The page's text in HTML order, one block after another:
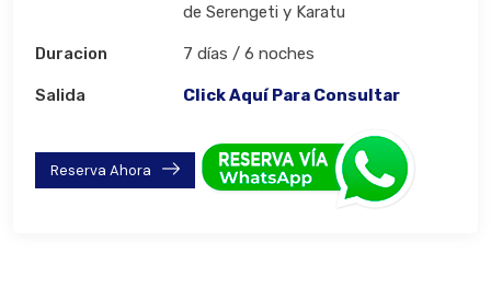
de Serengeti y Karatu
Duracion 7 días / 6 noches
Salida Click Aquí Para Consultar
Reserva Ahora